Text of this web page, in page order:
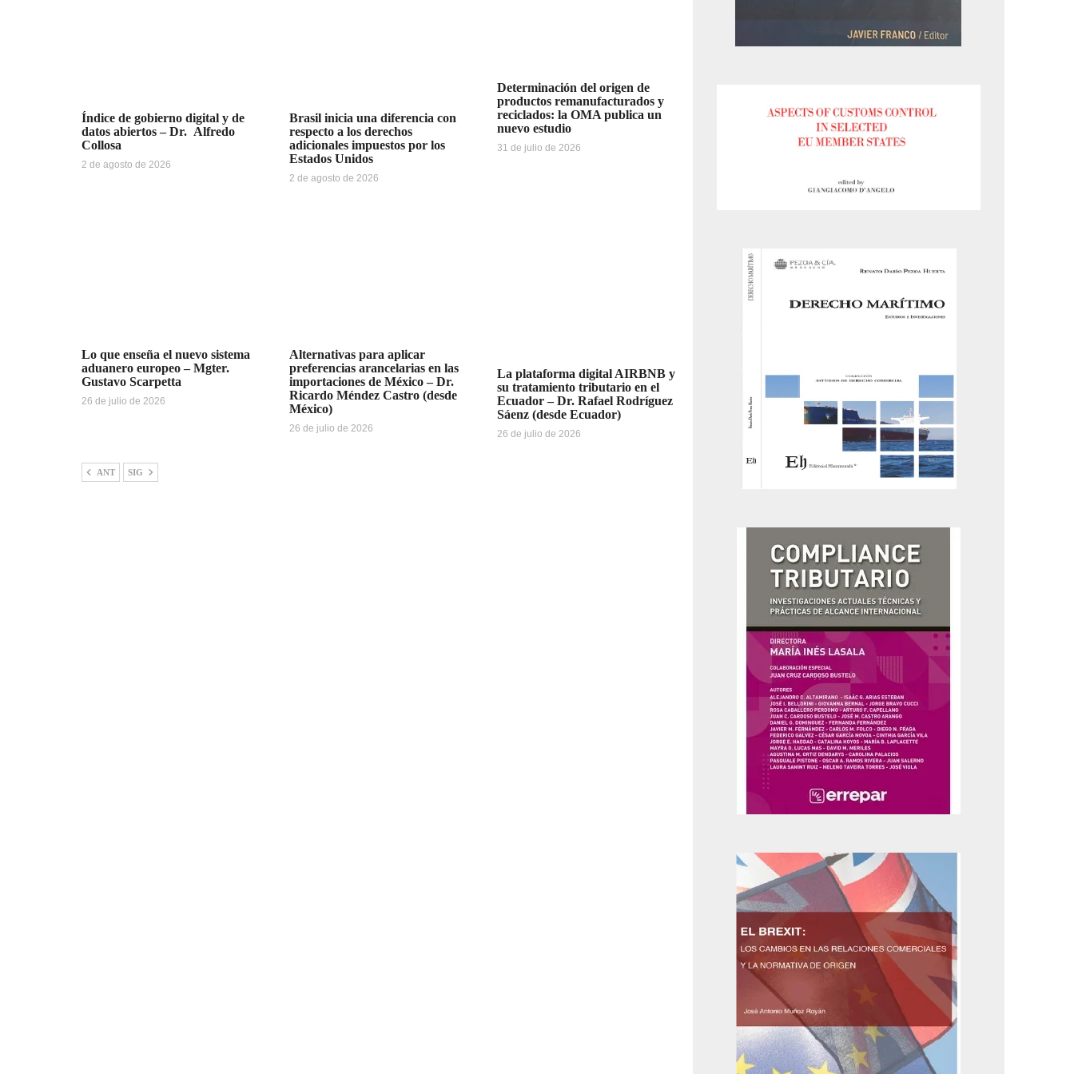
Índice de gobierno digital y de
datos abiertos – Dr. Alfredo
Collosa
2 de agosto de 2026
Brasil inicia una diferencia con
respecto a los derechos
adicionales impuestos por los
Estados Unidos
2 de agosto de 2026
Determinación del origen de
productos remanufacturados y
reciclados: la OMA publica un
nuevo estudio
31 de julio de 2026
Lo que enseña el nuevo sistema
aduanero europeo – Mgter.
Gustavo Scarpetta
26 de julio de 2026
Alternativas para aplicar
preferencias arancelarias en las
importaciones de México – Dr.
Ricardo Méndez Castro (desde
México)
26 de julio de 2026
La plataforma digital AIRBNB y
su tratamiento tributario en el
Ecuador – Dr. Rafael Rodríguez
Sáenz (desde Ecuador)
26 de julio de 2026
ANT SIG